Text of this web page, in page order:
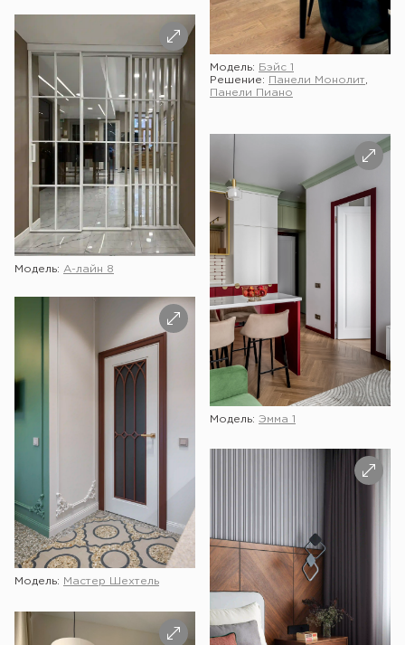
Модель:
Бэйс 1
Решение:
Панели Монолит
Панели Пиано
Модель: А-лайн 8
Модель: Эмма 1
Модель: Мастер Шехтель